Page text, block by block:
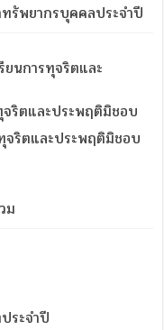
รัพยากรบุคคลประจำปี
นการทุจริตและ
จริตและประพฤติมิชอบ
จริตและประพฤติมิชอบ
ม
ระจำปี